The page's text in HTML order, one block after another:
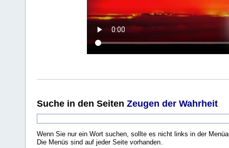
Suche in den Seiten Zeugen der Wahrheit
Wenn Sie nur ein Wort suchen, sollte es nicht links in der
Die Menüs sind auf jeder Seite vorhanden..